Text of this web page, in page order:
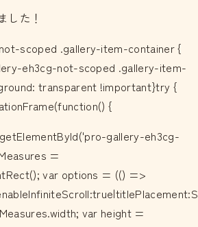
した！
scoped .gallery-item-container {
eh3cg-not-scoped .gallery-item-
transparent !important}try {
{
gallery-eh3cg-
=
var options = (() =>
var height =